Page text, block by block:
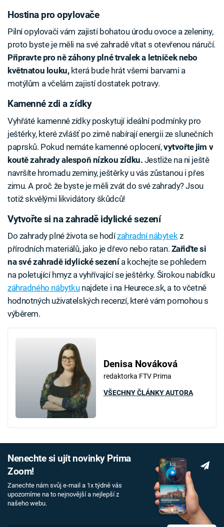
Hostina pro opylovače
Pilní opylovači vám zajistí bohatou úrodu ovoce a zeleniny,
proto byste je měli na své zahradě vítat s otevřenou náručí.
Připravte pro ně záhony plné trvalek a letniček nebo
květnatou louku,která bude hrát všemi barvami a
motýlům a včelám zajistí dostatek potravy.
Kamenné zdi a zídky
Vyhřáté kamenné zídky poskytují ideální podmínky pro
ještěrky, které zvlášť po zimě nabírají energii ze slunečních
paprsků. Pokud nemáte kamenné oplocení,vytvořte jim v
koutě zahrady alespoň nízkou zídku. Jestliže na ni ještě
navršíte hromadu zeminy, ještěrky u vás zůstanou i přes
zimu. A proč že byste je měli zvát do své zahrady? Jsou
totiž skvělými likvidátory škůdců!
Vytvořte si na zahradě idylické sezení
Do zahrady plné života se hodízahradní nábytekz
přírodních materiálů, jako je dřevo nebo ratan. Zařiďte si
na své zahradě idylické sezenía kochejte se pohledem
na poletující hmyz a vyhřívající se ještěrky. Širokou nabídku
záhradného nábytkunajdete i na Heurece.sk, a to včetně
hodnotných uživatelských recenzí, které vám pomohou s
výběrem.
Denisa Nováková
redaktorka FTV Prima
VŠECHNY ČLÁNKY AUTORA
Nenechte si ujít novinky Prima
Zoom!
Zanechte nám svůj e-mail a 1x týdně vás
upozorníme na to nejnovější a nejlepší z
našeho webu.